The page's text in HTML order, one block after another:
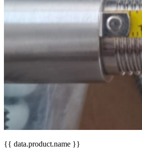
{{ data.product.name }}